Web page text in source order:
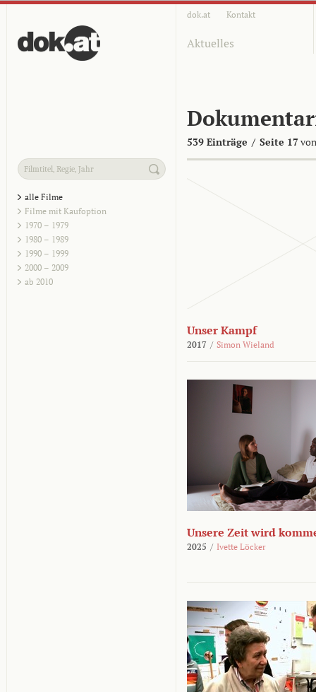
dok.at Kontakt
Aktuelles
539 Einträge / Seite 17
alle Filme
Filme mit Kaufoption
1970 – 1979
1980 – 1989
1990 – 1999
2000 – 2009
ab 2010
Unser Kampf
2017 / Simon Wieland
Unsere Zeit wird
2025 / Ivette Löcker